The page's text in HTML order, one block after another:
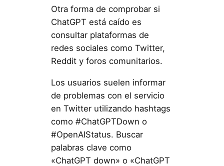
Otra forma de comprobar si
ChatGPT está caído es
consultar plataformas de
redes sociales como Twitter,
Reddit y foros comunitarios.
Los usuarios suelen informar
de problemas con el servicio
en Twitter utilizando hashtags
como #ChatGPTDown o
#OpenAIStatus. Buscar
palabras clave como
«ChatGPT down» o «ChatGPT